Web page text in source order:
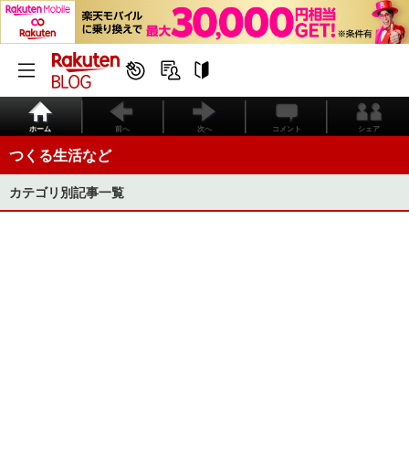
ホーム 前へ 次へ コメント シェア
つくる生活など
カテゴリ別記事一覧